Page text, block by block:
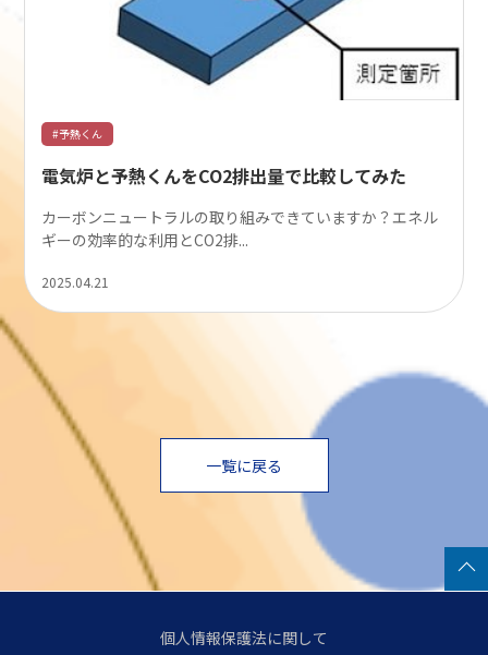
2025.04.21
#予熱くん
電気炉と予熱くんをCO2排出量で比較してみた
カーボンニュートラルの取り組みできていますか？エネル
ギーの効率的な利用とCO2排...
一覧に戻る
個人情報保護法に関して